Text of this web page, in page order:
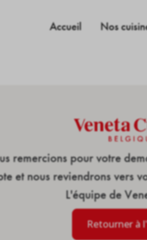
Accueil Nos
remercions pour votre
et nous reviendrons vers
L'équipe de
Retourner à